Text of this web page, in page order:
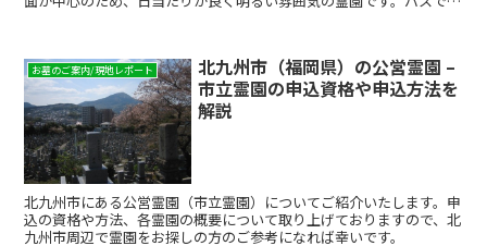
お墓のご案内/現地レポート
北九州市（福岡県）の公営霊園 –
市立霊園の申込資格や申込方法を
解説
北九州市にある公営霊園（市立霊園）についてご紹介いたします。申
込の資格や方法、各霊園の概要について取り上げておりますので、北
九州市周辺で霊園をお探しの方のご参考になれば幸いです。